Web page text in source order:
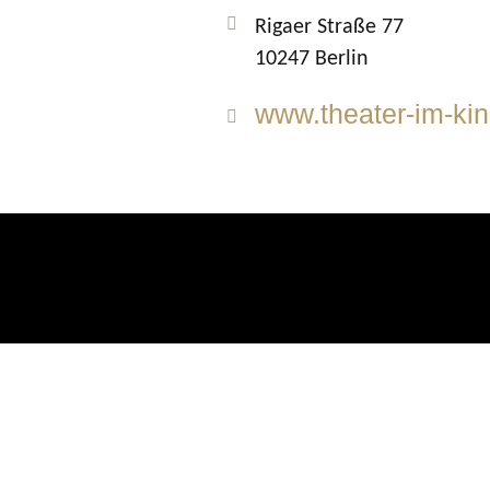
Rigaer Straße 77
10247 Berlin
www.theater-im-